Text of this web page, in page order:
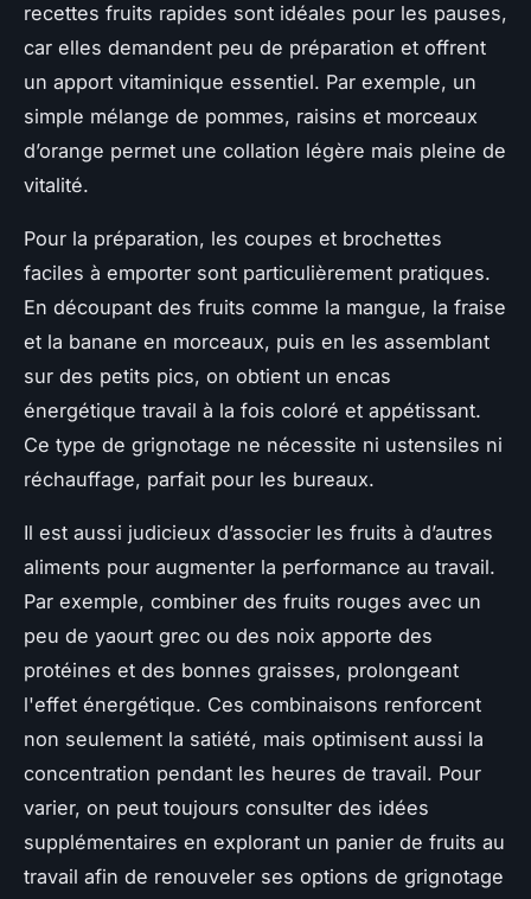
recettes fruits rapides sont idéales pour les pauses,
car elles demandent peu de préparation et offrent
un apport vitaminique essentiel. Par exemple, un
simple mélange de pommes, raisins et morceaux
d’orange permet une collation légère mais pleine de
vitalité.
Pour la préparation, les coupes et brochettes
faciles à emporter sont particulièrement pratiques.
En découpant des fruits comme la mangue, la fraise
et la banane en morceaux, puis en les assemblant
sur des petits pics, on obtient un encas
énergétique travail à la fois coloré et appétissant.
Ce type de grignotage ne nécessite ni ustensiles ni
réchauffage, parfait pour les bureaux.
Il est aussi judicieux d’associer les fruits à d’autres
aliments pour augmenter la performance au travail.
Par exemple, combiner des fruits rouges avec un
peu de yaourt grec ou des noix apporte des
protéines et des bonnes graisses, prolongeant
l'effet énergétique. Ces combinaisons renforcent
non seulement la satiété, mais optimisent aussi la
concentration pendant les heures de travail. Pour
varier, on peut toujours consulter des idées
supplémentaires en explorant un panier de fruits au
travail afin de renouveler ses options de grignotage